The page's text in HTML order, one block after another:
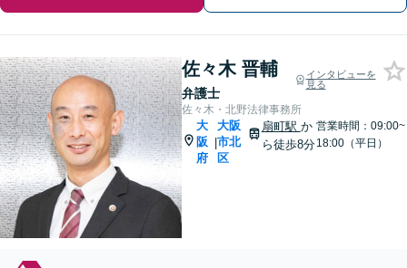
佐々木 晋輔
弁護士
インタビューを
見る
佐々木・北野法律事務所
大
阪
府
|
大阪
市北
区
扇町駅 か
ら徒歩8分
営業時間：09:00~
18:00（平日）